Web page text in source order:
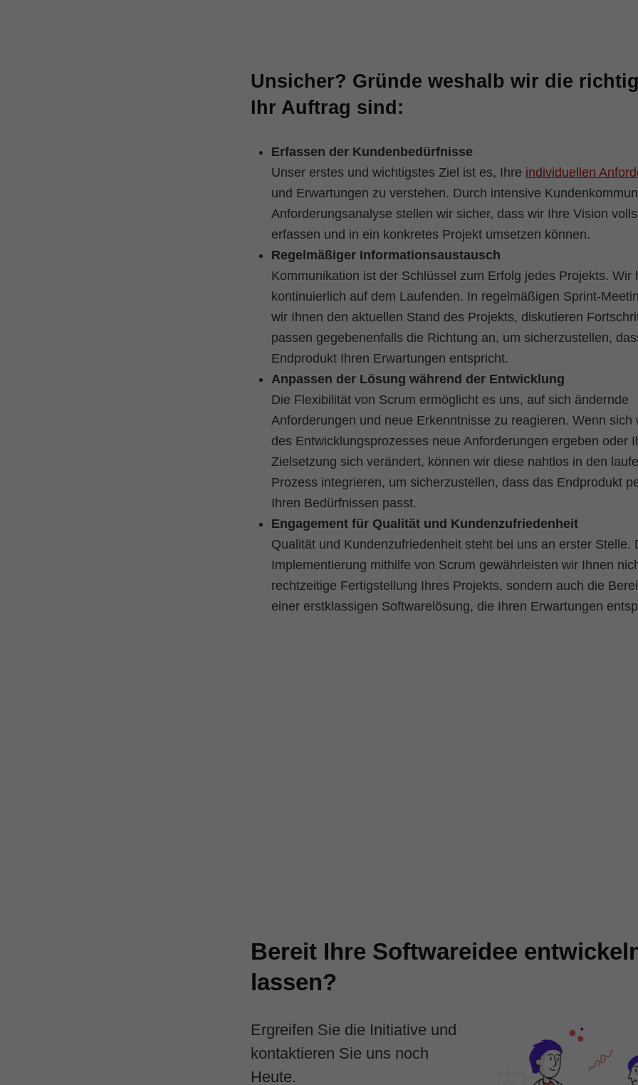
Unsicher? Gründe weshalb wir die
Ihr Auftrag sind:
Erfassen der Kundenbedürfnisse
Unser erstes und wichtigstes Ziel ist es, Ihre individuellen
und Erwartungen zu verstehen. Durch intensive
Anforderungsanalyse stellen wir sicher, dass wir Ihre Vision
erfassen und in ein konkretes Projekt umsetzen können.
Regelmäßiger Informationsaustausch
Kommunikation ist der Schlüssel zum Erfolg jedes Projekts. Wir
kontinuierlich auf dem Laufenden. In regelmäßigen Sprint-
wir Ihnen den aktuellen Stand des Projekts, diskutieren
passen gegebenenfalls die Richtung an, um sicherzustellen,
Endprodukt Ihren Erwartungen entspricht.
Anpassen der Lösung während der Entwicklung
Die Flexibilität von Scrum ermöglicht es uns, auf sich ändernde
Anforderungen und neue Erkenntnisse zu reagieren. Wenn sich
des Entwicklungsprozesses neue Anforderungen ergeben oder
Zielsetzung sich verändert, können wir diese nahtlos in den
Prozess integrieren, um sicherzustellen, dass das Endprodukt
Ihren Bedürfnissen passt.
Engagement für Qualität und Kundenzufriedenheit
Qualität und Kundenzufriedenheit steht bei uns an erster Stelle.
Implementierung mithilfe von Scrum gewährleisten wir Ihnen
rechtzeitige Fertigstellung Ihres Projekts, sondern auch die
einer erstklassigen Softwarelösung, die Ihren Erwartungen
Bereit Ihre Softwareidee
lassen?
Ergreifen Sie die Initiative und
kontaktieren Sie uns noch
Heute.